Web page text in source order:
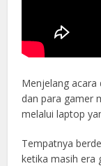
Menjelang acara
dan para gamer
melalui laptop
Tempatnya
ketika masih era